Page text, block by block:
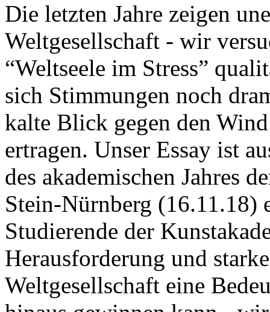
Die letzten Jahre zeigen
Weltgesellschaft - wir
“Weltseele im Stress”
sich Stimmungen noch
kalte Blick gegen den
ertragen. Unser Essay ist
des akademischen Jahres
Stein-Nürnberg (16.11.18)
Studierende der
Herausforderung und
Weltgesellschaft eine